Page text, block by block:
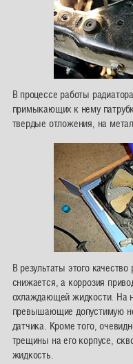
В процессе работы
примыкающих к нему
твердые отложения, на
В результаты этого
снижается, а коррозия
охлаждающей жидкости. На
превышающие допустимую
датчика. Кроме того,
трещины на его корпусе,
жидкость.